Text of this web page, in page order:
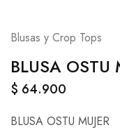
Blusas y Crop Tops
BLUSA OSTU
$ 64.900
BLUSA OSTU MUJER